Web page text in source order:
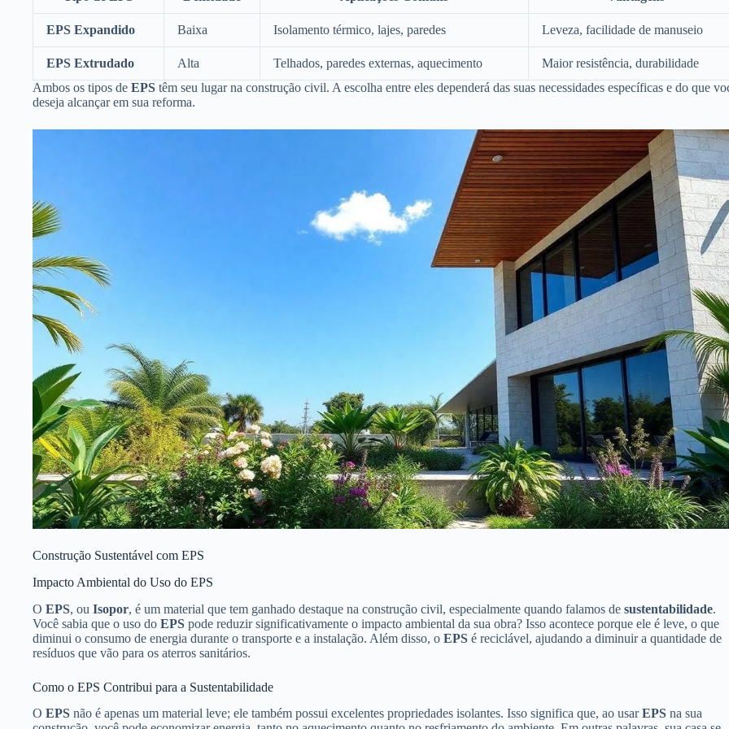
EPS Expandido Baixa Isolamento térmico, lajes, paredes Leveza, facilidade de manuseio
EPS Extrudado Alta Telhados, paredes externas, aquecimento
Maior resistência, durabilidade
Ambos os tipos de EPS têm seu lugar na construção civil. A escolha entre eles dependerá das suas necessidades específicas e do que
deseja alcançar em sua reforma.
Construção Sustentável com EPS
Impacto Ambiental do Uso do EPS
O EPS, ou Isopor, é um material que tem ganhado destaque na construção civil, especialmente quando falamos de sustentabilidade.
Você sabia que o uso do EPS pode reduzir significativamente o impacto ambiental da sua obra? Isso acontece porque ele é leve, o que
diminui o consumo de energia durante o transporte e a instalação. Além disso, o EPS é reciclável, ajudando a diminuir a quantidade de
resíduos que vão para os aterros sanitários.
Como o EPS Contribui para a Sustentabilidade
O EPS não é apenas um material leve; ele também possui excelentes propriedades isolantes. Isso significa que, ao usarEPS na sua